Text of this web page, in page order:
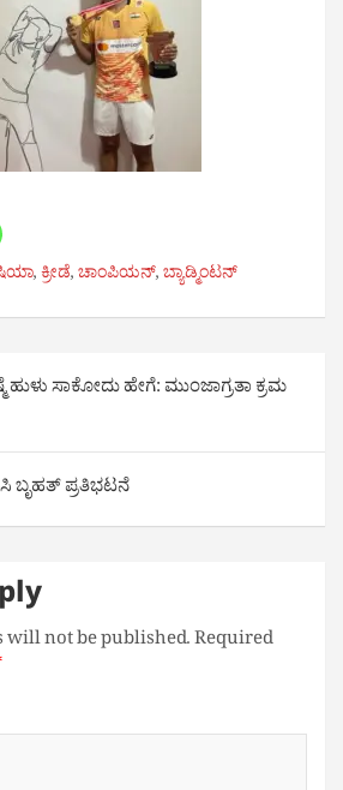
,ಕ್ರೀಡೆ,ಚಾಂಪಿಯನ್,ಬ್ಯಾಡ್ಮಿಂಟನ್‌
ಹುಳು ಸಾಕೋದು ಹೇಗೆ: ಮುಂಜಾಗ್ರತಾ ಕ್ರಮ
ಬೃಹತ್ ಪ್ರತಿಭಟನೆ
will not be published.Required